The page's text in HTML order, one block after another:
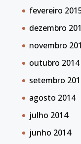
fevereiro
dezembro
novembro
outubro 2014
setembro
agosto 2014
julho 2014
junho 2014